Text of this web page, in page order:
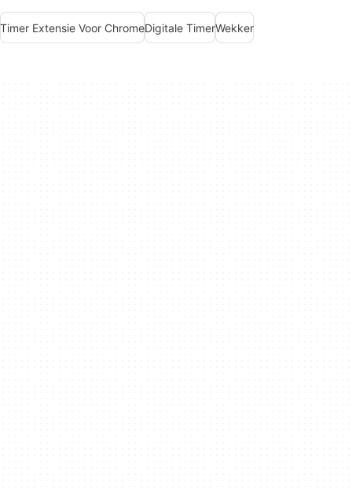
Timer Extensie Voor ChromeDigitale TimerWekker